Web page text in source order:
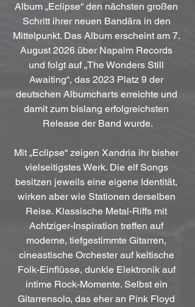
Album „Eclipse“ den nächsten großen
Schritt ihrer neuen Bandära in den
Mittelpunkt. Das Album erscheint am 7.
August 2026 über Napalm Records
und folgt auf „The Wonders Still
Awaiting“, das 2023 Platz 9 der
deutschen Albumcharts erreichte und
damit zum bislang erfolgreichsten
Release der Band wurde.
Mit „Eclipse“ zeigen Xandria ihr bisher
vielseitigstes Werk. Die elf Songs
besitzen jeweils eine eigene Identität,
wirken aber wie Stationen derselben
Reise. Klassische Metal-Riffs mit
Achtziger-Inspiration treffen auf
moderne, tiefgestimmte Gitarren,
cineastische Orchester auf keltische
Folk-Einflüsse, dunkle Elektronik auf
intime Rock-Momente. Selbst ein
Gitarrensolo, das eher an Pink Floyd